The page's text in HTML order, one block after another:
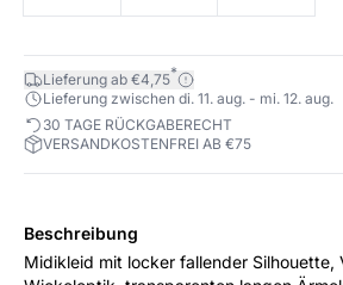
Lieferung ab €4,75*
Lieferung zwischen di. 11. aug. - mi. 12. aug.
30 TAGE RÜCKGABERECHT
VERSANDKOSTENFREI AB €75
Beschreibung
Midikleid mit locker fallender Silhouette,